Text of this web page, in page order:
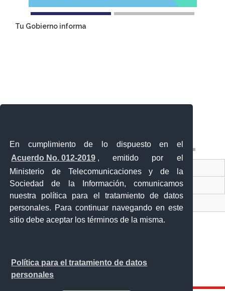
En cumplimiento de lo dispuesto en el
Acuerdo No. 012-2019 , emitido por el
Ministerio de Telecomunicaciones y de la
Sociedad de la Información, comunicamos
nuestra política para el tratamiento de datos
personales. Para continuar navegando en este
sitio debe aceptar los términos de la misma.
Política para el tratamiento de datos
personales
Tu Gobierno informa
Contacto Ciudadano
Ventanilla Única de Comercio Exterior
Sistema Nacional de Información (SNI)
Calle 12 de febrero y Vicente Rocafuerte
Orellana - Ecuador